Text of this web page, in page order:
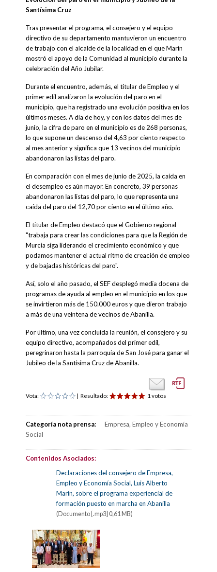
Santísima Cruz
Tras presentar el programa, el consejero y el equipo
directivo de su departamento mantuvieron un encuentro
de trabajo con el alcalde de la localidad en el que Marín
mostró el apoyo de la Comunidad al municipio durante la
celebración del Año Jubilar.
Durante el encuentro, además, el titular de Empleo y el
primer edil analizaron la evolución del paro en el
municipio, que ha registrado una evolución positiva en los
últimos meses. A día de hoy, y con los datos del mes de
junio, la cifra de paro en el municipio es de 268 personas,
lo que supone un descenso del 4,63 por ciento respecto
al mes anterior y significa que 13 vecinos del municipio
abandonaron las listas del paro.
En comparación con el mes de junio de 2025, la caída en
el desempleo es aún mayor. En concreto, 39 personas
abandonaron las listas del paro, lo que representa una
caída del paro del 12,70 por ciento en el último año.
El titular de Empleo destacó que el Gobierno regional
"trabaja para crear las condiciones para que la Región de
Murcia siga liderando el crecimiento económico y que
podamos mantener el actual ritmo de creación de empleo
y de bajadas históricas del paro".
Así, solo el año pasado, el SEF desplegó media docena de
programas de ayuda al empleo en el municipio en los que
se invirtieron más de 150.000 euros y que dieron trabajo
a más de una veintena de vecinos de Abanilla.
Por último, una vez concluida la reunión, el consejero y su
equipo directivo, acompañados del primer edil,
peregrinaron hasta la parroquia de San José para ganar el
Jubileo de la Santísima Cruz de Abanilla.
Vota: | Resultado: 1 votos
Categoría nota prensa:
Empresa, Empleo y Economía
Social
Contenidos Asociados:
Declaraciones del consejero de Empresa,
Empleo y Economía Social, Luis Alberto
Marín, sobre el programa experiencial de
formación puesto en marcha en Abanilla
(Documento [.mp3] 0,61 MB)